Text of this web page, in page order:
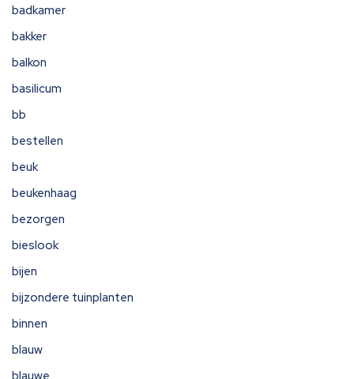
badkamer
bakker
balkon
basilicum
bb
bestellen
beuk
beukenhaag
bezorgen
bieslook
bijen
bijzondere tuinplanten
binnen
blauw
blauwe